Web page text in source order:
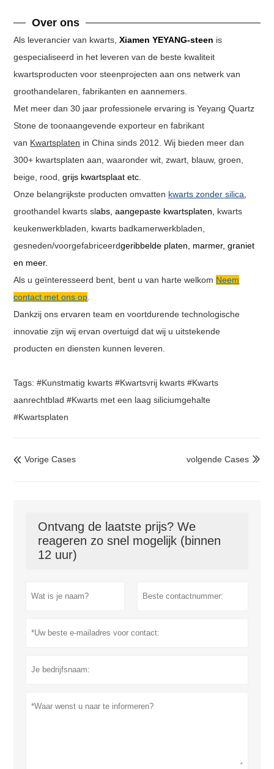
Over ons
Als leverancier van kwarts, Xiamen YEYANG-steen is
gespecialiseerd in het leveren van de beste kwaliteit
kwartsproducten voor steenprojecten aan ons netwerk van
groothandelaren, fabrikanten en aannemers.
Met meer dan 30 jaar professionele ervaring is Yeyang Quartz
Stone de toonaangevende exporteur en fabrikant
van Kwartsplaten in China sinds 2012. Wij bieden meer dan
300+ kwartsplaten aan, waaronder wit, zwart, blauw, groen,
beige, rood, grijs kwartsplaat etc.
Onze belangrijkste producten omvatten kwarts zonder silica,
groothandel kwarts slabs, aangepaste kwartsplaten, kwarts
keukenwerkbladen, kwarts badkamerwerkbladen,
gesneden/voorgefabriceerdgeribbelde platen, marmer, graniet
en meer.
Als u geïnteresseerd bent, bent u van harte welkom Neem
contact met ons op.
Dankzij ons ervaren team en voortdurende technologische
innovatie zijn wij ervan overtuigd dat wij u uitstekende
producten en diensten kunnen leveren.
Tags: #Kunstmatig kwarts #Kwartsvrij kwarts #Kwarts
aanrechtblad #Kwarts met een laag siliciumgehalte
#Kwartsplaten
 Vorige Cases 
volgende Cases
Ontvang de laatste prijs? We
reageren zo snel mogelijk (binnen
12 uur)